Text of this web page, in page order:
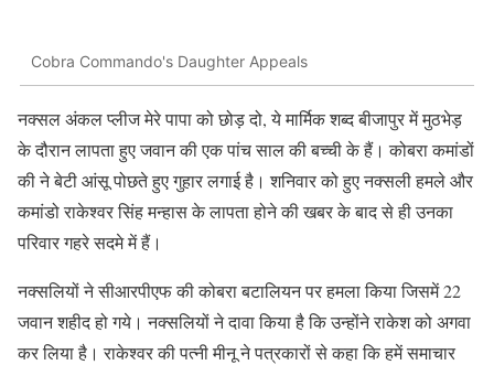
Cobra Commando's Daughter Appeals
नक्सल अंकल प्लीज मेरे पापा को छोड़ दो, ये मार्मिक शब्द बीजापुर में मुठभेड़
के दौरान लापता हुए जवान की एक पांच साल की बच्ची के हैं। कोबरा कमांडों
की ने बेटी आंसू पोछते हुए गुहार लगाई है। शनिवार को हुए नक्सली हमले और
कमांडो राकेश्वर सिंह मन्हास के लापता होने की खबर के बाद से ही उनका
परिवार गहरे सदमे में हैं।
नक्सलियों ने सीआरपीएफ की कोबरा बटालियन पर हमला किया जिसमें 22
जवान शहीद हो गये। नक्सलियों ने दावा किया है कि उन्होंने राकेश को अगवा
कर लिया है। राकेश्वर की पत्नी मीनू ने पत्रकारों से कहा कि हमें समाचार